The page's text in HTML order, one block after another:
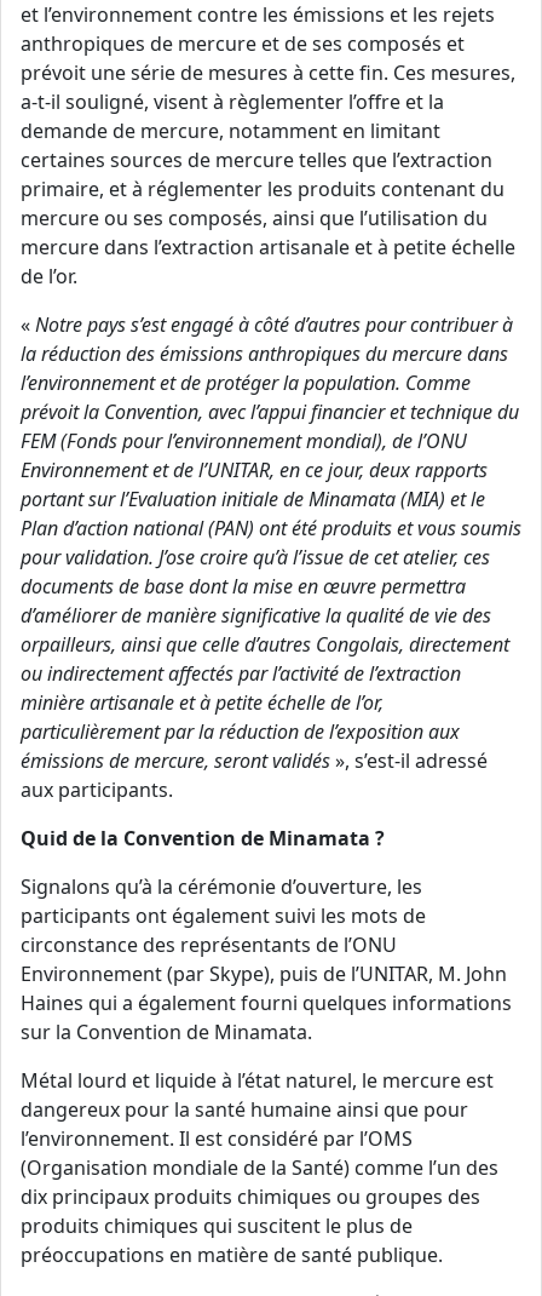
et l’environnement contre les émissions et les rejets
anthropiques de mercure et de ses composés et
prévoit une série de mesures à cette fin. Ces mesures,
a-t-il souligné, visent à règlementer l’offre et la
demande de mercure, notamment en limitant
certaines sources de mercure telles que l’extraction
primaire, et à réglementer les produits contenant du
mercure ou ses composés, ainsi que l’utilisation du
mercure dans l’extraction artisanale et à petite échelle
de l’or.
«Notre pays s’est engagé à côté d’autres pour contribuer à
la réduction des émissions anthropiques du mercure dans
l’environnement et de protéger la population. Comme
prévoit la Convention, avec l’appui financier et technique du
FEM (Fonds pour l’environnement mondial), de l’ONU
Environnement et de l’UNITAR, en ce jour, deux rapports
portant sur l’Evaluation initiale de Minamata (MIA) et le
Plan d’action national (PAN) ont été produits et vous soumis
pour validation. J’ose croire qu’à l’issue de cet atelier, ces
documents de base dont la mise en œuvre permettra
d’améliorer de manière significative la qualité de vie des
orpailleurs, ainsi que celle d’autres Congolais, directement
ou indirectement affectés par l’activité de l’extraction
minière artisanale et à petite échelle de l’or,
particulièrement par la réduction de l’exposition aux
émissions de mercure, seront validés», s’est-il adressé
aux participants.
Quid de la Convention de Minamata ?
Signalons qu’à la cérémonie d’ouverture, les
participants ont également suivi les mots de
circonstance des représentants de l’ONU
Environnement (par Skype), puis de l’UNITAR, M. John
Haines qui a également fourni quelques informations
sur la Convention de Minamata.
Métal lourd et liquide à l’état naturel, le mercure est
dangereux pour la santé humaine ainsi que pour
l’environnement. Il est considéré par l’OMS
(Organisation mondiale de la Santé) comme l’un des
dix principaux produits chimiques ou groupes des
produits chimiques qui suscitent le plus de
préoccupations en matière de santé publique.